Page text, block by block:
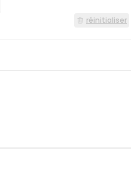
réinitialiser